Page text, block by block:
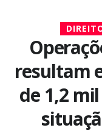
resultam
de 1,2